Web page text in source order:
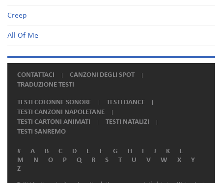
Creep
All Of Me
CONTATTACI
CANZONI DEGLI SPOT
TRADUZIONE TESTI
TESTI COLONNE SONORE
TESTI DANCE
TESTI CANZONI NAPOLETANE
TESTI CARTONI ANIMATI
TESTI NATALIZI
TESTI SANREMO
# A B C D E F G H I J K
L
M
N O P Q R S T U V W X
Y
Z